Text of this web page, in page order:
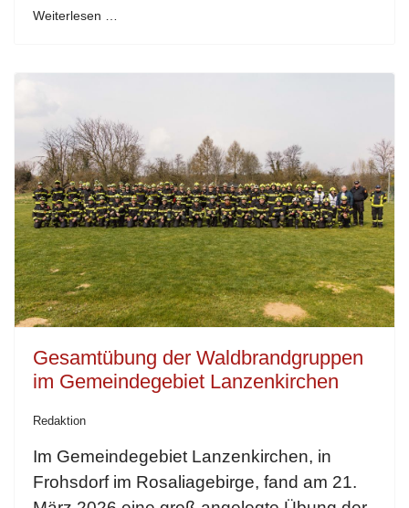
Weiterlesen …
Gesamtübung der Waldbrandgruppen
im Gemeindegebiet Lanzenkirchen
Redaktion
Im Gemeindegebiet Lanzenkirchen, in
Frohsdorf im Rosaliagebirge, fand am 21.